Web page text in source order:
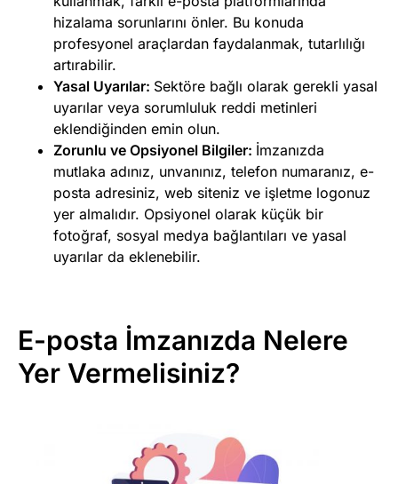
hizalama sorunlarını önler. Bu konuda
profesyonel araçlardan faydalanmak, tutarlılığı
artırabilir.
Yasal Uyarılar: Sektöre bağlı olarak gerekli yasal
uyarılar veya sorumluluk reddi metinleri
eklendiğinden emin olun.
Zorunlu ve Opsiyonel Bilgiler: İmzanızda
mutlaka adınız, unvanınız, telefon numaranız, e-
posta adresiniz, web siteniz ve işletme logonuz
yer almalıdır. Opsiyonel olarak küçük bir
fotoğraf, sosyal medya bağlantıları ve yasal
uyarılar da eklenebilir.
E-posta İmzanızda Nelere
Yer Vermelisiniz?